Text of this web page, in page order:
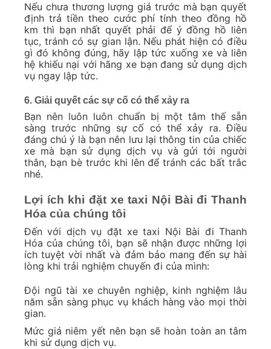
Nếu chưa thương lượng giá trước mà bạn quyết
định trả tiền theo cước phí tính theo đồng hồ
km thì bạn nhất quyết phải để ý đồng hồ liên
tục, tránh có sự gian lận. Nếu phát hiện có điều
gì đó không đúng, hãy lập tức xuống xe và liên
hệ khiếu nại với hãng xe bạn đang sử dụng dịch
vụ ngay lập tức.
6. Giải quyết các sự cố có thể xảy ra
Bạn nên luôn luôn chuẩn bị một tâm thế sẵn
sàng trước những sự cố có thể xảy ra. Điều
đáng chú ý là bạn nên lưu lại thông tin của chiếc
xe mà bạn sử dụng dịch vụ và gửi tới người
thân, bạn bè trước khi lên để tránh các bất trắc
nhé.
Lợi ích khi đặt xe taxi Nội Bài đi Thanh
Hóa của chúng tôi
Đến với dịch vụ đặt xe taxi Nội Bài đi Thanh
Hóa của chúng tôi, bạn sẽ nhận được những lợi
ích tuyệt vời nhất và đảm bảo mang đến sự hài
lòng khi trải nghiệm chuyến đi của mình:
Đội ngũ tài xe chuyên nghiệp, kinh nghiệm lâu
năm sẵn sàng phục vụ khách hàng vào mọi thời
gian.
Mức giá niêm yết nên bạn sẽ hoàn toàn an tâm
khi sử dụng dịch vụ.